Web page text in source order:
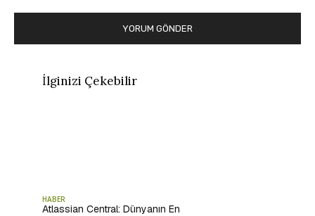
İlginizi Çekebilir
HABER
Atlassian Central: Dünyanın En